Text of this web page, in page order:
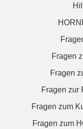
Fragen
Fragen
Fragen zur
Fragen zum
Fragen zum